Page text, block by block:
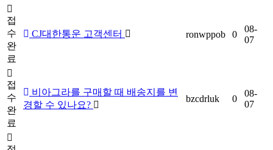
접
수
완
료
CJ대한통운 고객센터 ronwppob 0
08-
07
접
수
완
료
비아그라를 구매할 때 배송지를 변
경할 수 있나요?
bzcdrluk 0
08-
07